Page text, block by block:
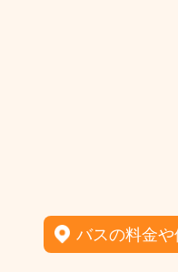
バスの料金